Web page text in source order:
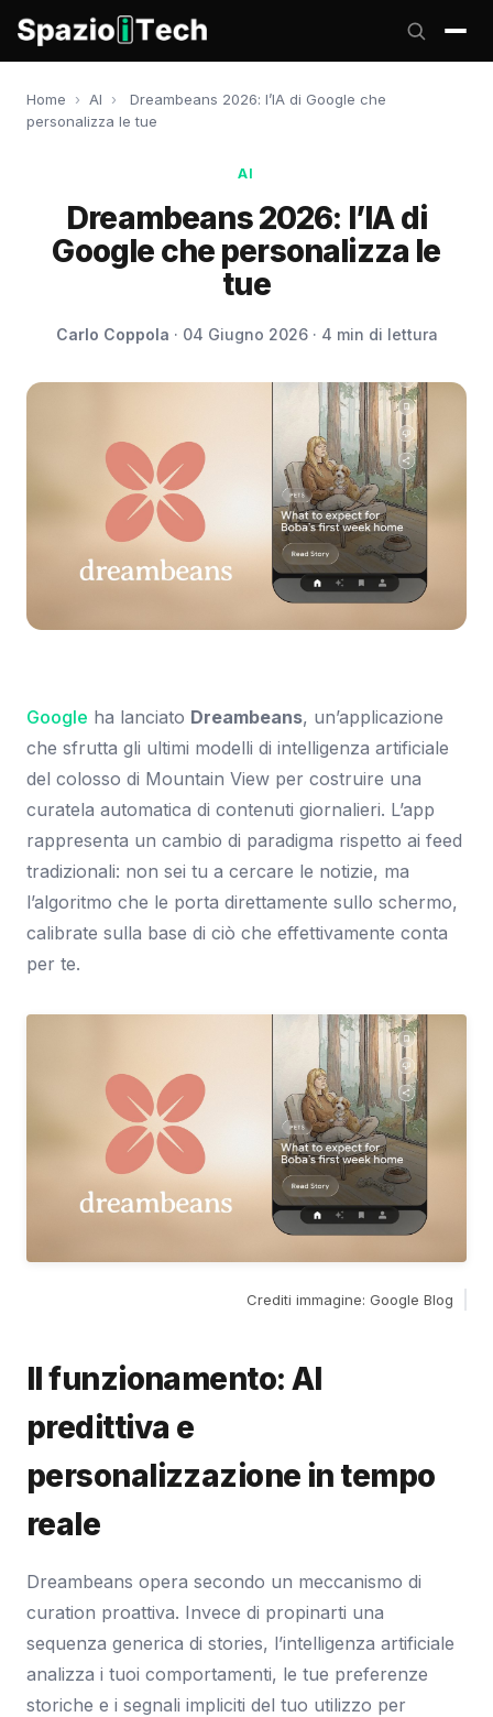
Home › AI ›
Dreambeans 2026: l’IA di Google che
personalizza le tue
AI
Dreambeans 2026: l’IA di
Google che personalizza le
tue
Carlo Coppola · 04 Giugno 2026 · 4 min di lettura
Google ha lanciato Dreambeans, un’applicazione
che sfrutta gli ultimi modelli di intelligenza artificiale
del colosso di Mountain View per costruire una
curatela automatica di contenuti giornalieri. L’app
rappresenta un cambio di paradigma rispetto ai feed
tradizionali: non sei tu a cercare le notizie, ma
l’algoritmo che le porta direttamente sullo schermo,
calibrate sulla base di ciò che effettivamente conta
per te.
Crediti immagine: Google Blog
Il funzionamento: AI
predittiva e
personalizzazione in tempo
reale
Dreambeans opera secondo un meccanismo di
curation proattiva. Invece di propinarti una
sequenza generica di stories, l’intelligenza artificiale
analizza i tuoi comportamenti, le tue preferenze
storiche e i segnali impliciti del tuo utilizzo per